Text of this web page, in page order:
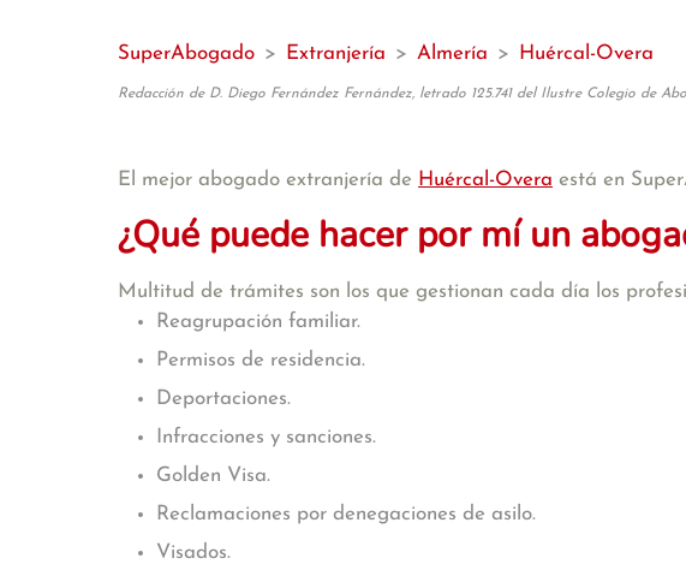
SuperAbogado > Extranjería > Almería > Huércal-Overa
Redacción de D. Diego Fernández Fernández, letrado 125.741 del Ilustre Colegio de
El mejor abogado extranjería de Huércal-Overa está en
¿Qué puede hacer por mí un
Multitud de trámites son los que gestionan cada día los
Reagrupación familiar.
Permisos de residencia.
Deportaciones.
Infracciones y sanciones.
Golden Visa.
Reclamaciones por denegaciones de asilo.
Visados.